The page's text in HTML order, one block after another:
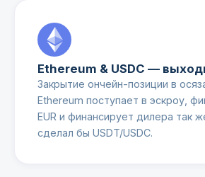
Ethereum & USDC —
Закрытие ончейн-позиции в
Ethereum поступает в эскроу,
EUR и финансирует дилера так
сделал бы USDT/USDC.